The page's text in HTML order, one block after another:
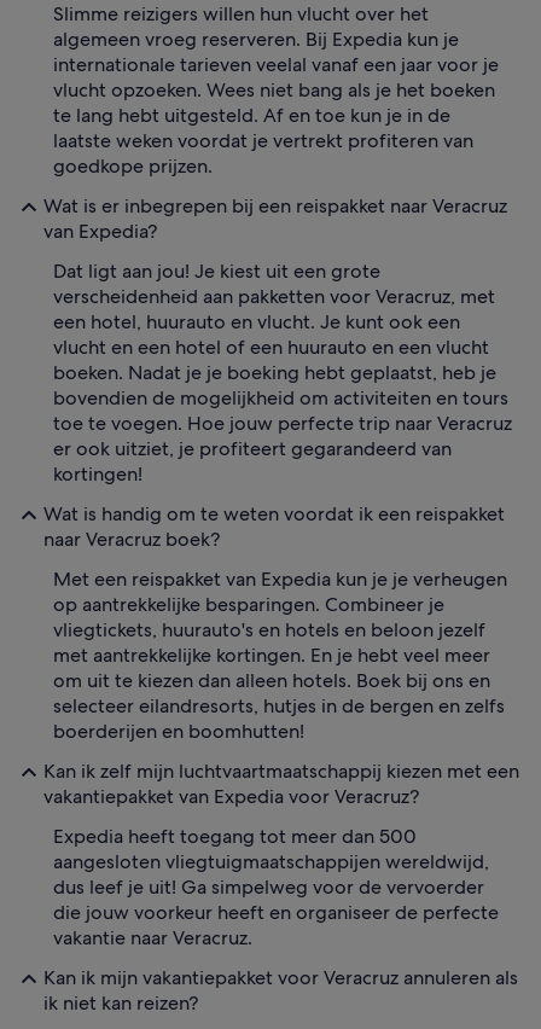
Slimme reizigers willen hun vlucht over het
algemeen vroeg reserveren. Bij Expedia kun je
internationale tarieven veelal vanaf een jaar voor je
vlucht opzoeken. Wees niet bang als je het boeken
te lang hebt uitgesteld. Af en toe kun je in de
laatste weken voordat je vertrekt profiteren van
goedkope prijzen.
Wat is er inbegrepen bij een reispakket naar Veracruz
van Expedia?
Dat ligt aan jou! Je kiest uit een grote
verscheidenheid aan pakketten voor Veracruz, met
een hotel, huurauto en vlucht. Je kunt ook een
vlucht en een hotel of een huurauto en een vlucht
boeken. Nadat je je boeking hebt geplaatst, heb je
bovendien de mogelijkheid om activiteiten en tours
toe te voegen. Hoe jouw perfecte trip naar Veracruz
er ook uitziet, je profiteert gegarandeerd van
kortingen!
Wat is handig om te weten voordat ik een reispakket
naar Veracruz boek?
Met een reispakket van Expedia kun je je verheugen
op aantrekkelijke besparingen. Combineer je
vliegtickets, huurauto's en hotels en beloon jezelf
met aantrekkelijke kortingen. En je hebt veel meer
om uit te kiezen dan alleen hotels. Boek bij ons en
selecteer eilandresorts, hutjes in de bergen en zelfs
boerderijen en boomhutten!
Kan ik zelf mijn luchtvaartmaatschappij kiezen met een
vakantiepakket van Expedia voor Veracruz?
Expedia heeft toegang tot meer dan 500
aangesloten vliegtuigmaatschappijen wereldwijd,
dus leef je uit! Ga simpelweg voor de vervoerder
die jouw voorkeur heeft en organiseer de perfecte
vakantie naar Veracruz.
Kan ik mijn vakantiepakket voor Veracruz annuleren als
ik niet kan reizen?